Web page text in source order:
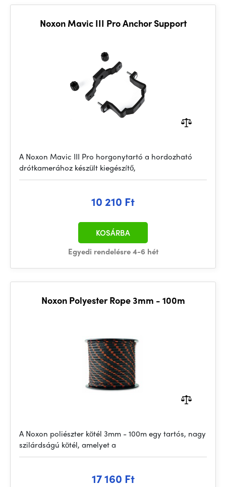
Noxon Mavic III Pro Anchor Support
A Noxon Mavic III Pro horgonytartó a hordozható
drótkamerához készült kiegészítő,
10 210 Ft
Egyedi rendelésre 4-6 hét
KOSÁRBA
Noxon Polyester Rope 3mm - 100m
A Noxon poliészter kötél 3mm - 100m egy tartós, nagy
szilárdságú kötél, amelyet a
17 160 Ft